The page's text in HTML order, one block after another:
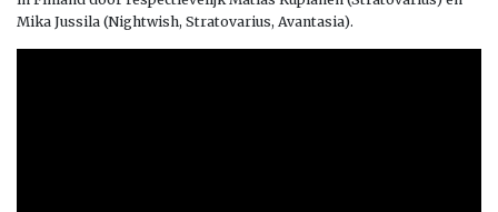
Mika Jussila (Nightwish, Stratovarius, Avantasia).